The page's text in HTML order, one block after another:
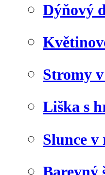
Dýňový
Stromy
Liška s
Slunce v